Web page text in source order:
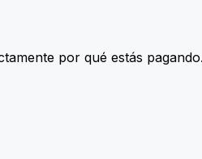
por qué estás